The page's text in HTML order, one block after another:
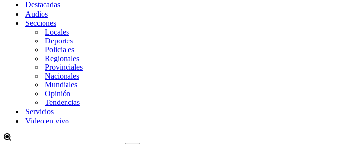
Destacadas
Audios
Secciones
Locales
Deportes
Policiales
Regionales
Provinciales
Nacionales
Mundiales
Opinión
Tendencias
Servicios
Video en vivo